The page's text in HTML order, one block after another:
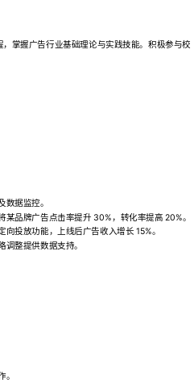
掌握广告行业基础理论与实践技能。积极参与校
据监控。
品牌广告点击率提升 30%，转化率提高 20%。
投放功能，上线后广告收入增长 15%。
整提供数据支持。